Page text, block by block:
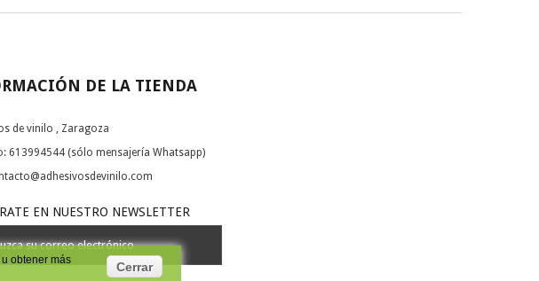
DE LA TIENDA
de vinilo , Zaragoza
613994544 (sólo mensajería Whatsapp)
obtener más
Cerrar
EN NUESTRO NEWSLETTER